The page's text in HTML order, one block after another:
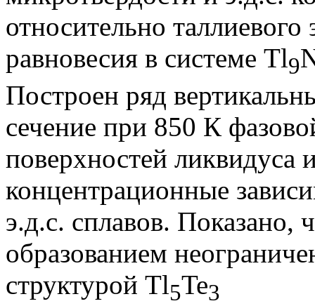
относительно
равновесия в системе Tl9
Построен ряд
сечение при 850 К
поверхностей ликвидуса
концентрационные
э.д.с. сплавов. Показано,
образованием
структурой Tl5Te3